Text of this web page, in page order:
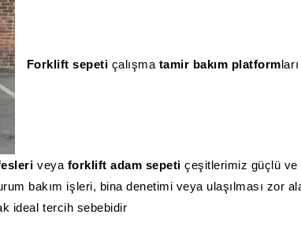
Forklift sepeti çalışmatamir bakım platform
veya forklift adam sepeti çeşitlerimiz güçlü ve
bakım işleri, bina denetimi veya ulaşılması zor
ideal tercih sebebidir